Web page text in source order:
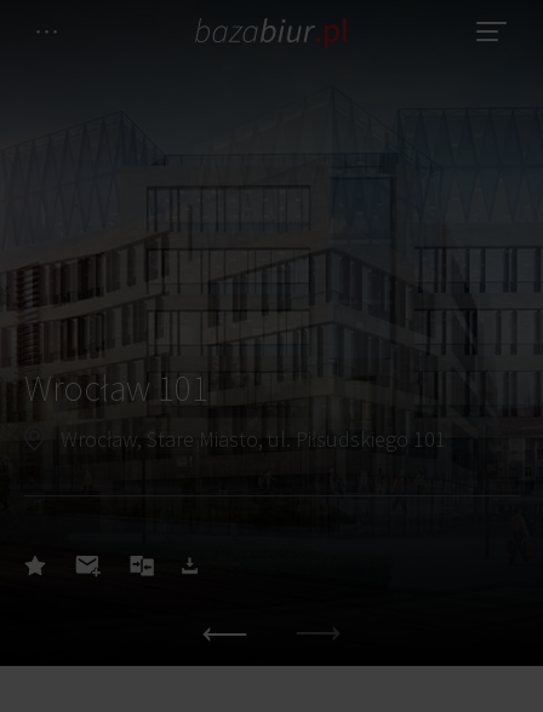
Wrocław 101
Wrocław, Stare Miasto, ul. Piłsudskiego 101